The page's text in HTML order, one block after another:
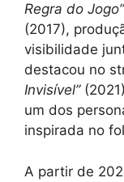
Regra do Jogo”
(2017),
visibilidade
destacou no
Invisível”
um dos
inspirada no
A partir de